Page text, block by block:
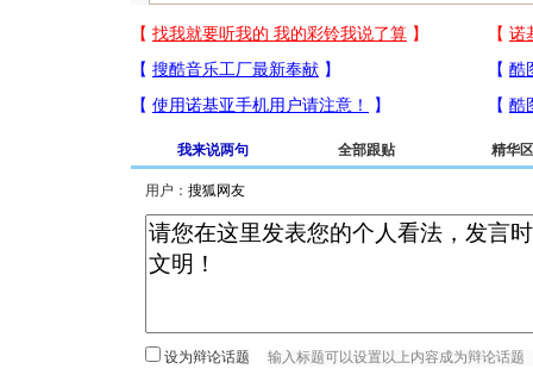
我来说两句 全部跟贴 精华区
用户：
设为辩论话题